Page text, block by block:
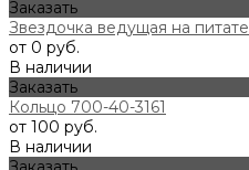
Заказать
Звездочка ведущая на
от 0 руб.
В наличии
Заказать
Кольцо 700-40-3161
от 100 руб.
В наличии